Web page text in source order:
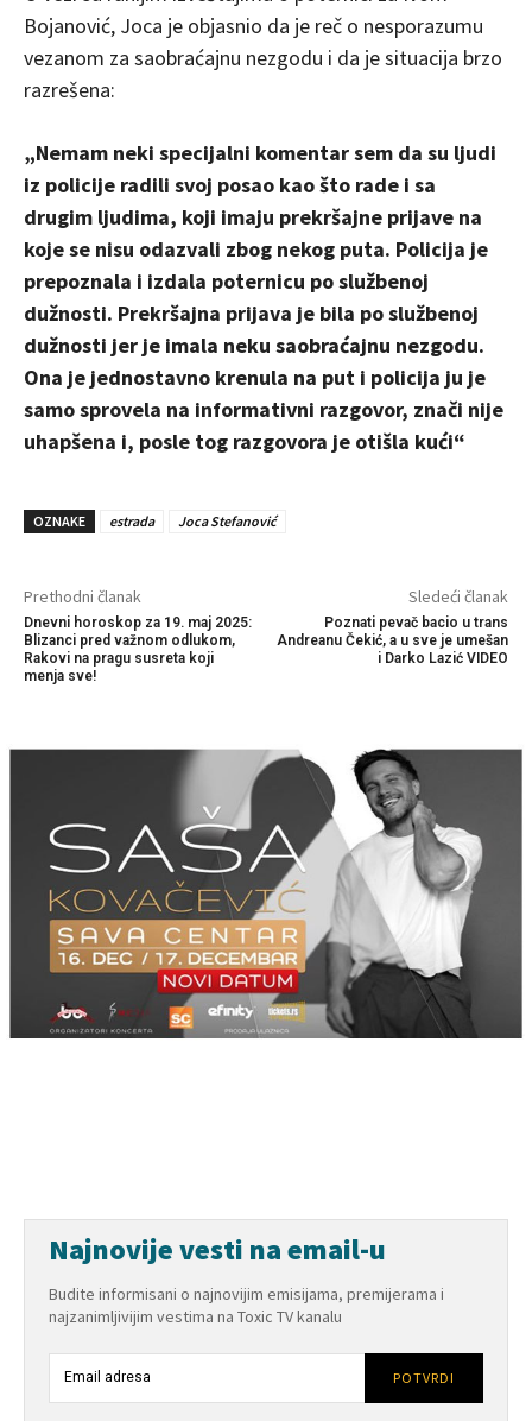
Bojanović, Joca je objasnio da je reč o nesporazumu
vezanom za saobraćajnu nezgodu i da je situacija brzo
razrešena:
„Nemam neki specijalni komentar sem da su ljudi
iz policije radili svoj posao kao što rade i sa
drugim ljudima, koji imaju prekršajne prijave na
koje se nisu odazvali zbog nekog puta. Policija je
prepoznala i izdala poternicu po službenoj
dužnosti. Prekršajna prijava je bila po službenoj
dužnosti jer je imala neku saobraćajnu nezgodu.
Ona je jednostavno krenula na put i policija ju je
samo sprovela na informativni razgovor, znači nije
uhapšena i, posle tog razgovora je otišla kući“
OZNAKE estrada Joca Stefanović
Prethodni članak
Dnevni horoskop za 19. maj 2025:
Blizanci pred važnom odlukom,
Rakovi na pragu susreta koji
menja sve!
Sledeći članak
Poznati pevač bacio u trans
Andreanu Čekić, a u sve je umešan
i Darko Lazić VIDEO
Najnovije vesti na email-u
Budite informisani o najnovijim emisijama, premijerama i
najzanimljivijim vestima na Toxic TV kanalu
POTVRDI